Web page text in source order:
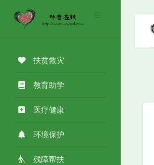
扶贫救灾
教育助学
医疗健康
环境保护
残障帮扶